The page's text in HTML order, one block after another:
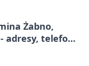
Żabno,
telefony,